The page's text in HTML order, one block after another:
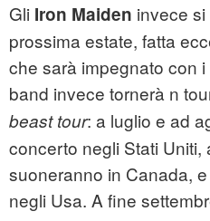
Gli Iron Maiden invece
prossima estate, fatta
che sarà impegnato con
band invece tornerà n
beast tour: a luglio e ad
concerto negli Stati Uniti,
suoneranno in Canada,
negli Usa. A fine